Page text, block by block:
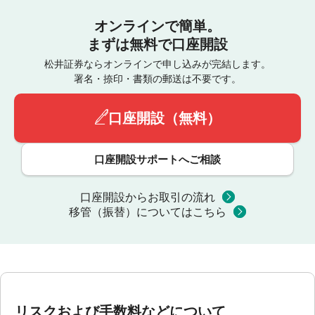
オンラインで簡単。
まずは無料で口座開設
松井証券ならオンラインで申し込みが完結します。
署名・捺印・書類の郵送は不要です。
口座開設（無料）
口座開設サポートへご相談
口座開設からお取引の流れ
移管（振替）についてはこちら
リスクおよび手数料などについて